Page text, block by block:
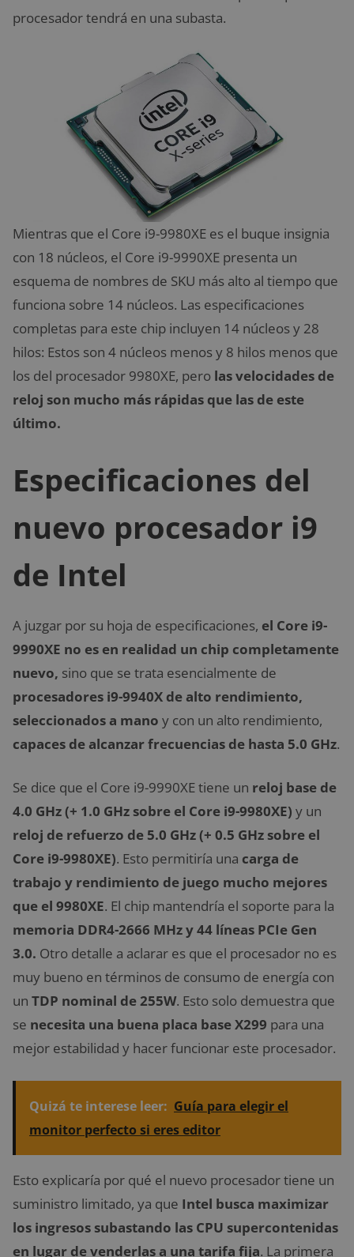
procesador tendrá en una subasta.
Mientras que el Core i9-9980XE es el buque insignia
con 18 núcleos, el Core i9-9990XE presenta un
esquema de nombres de SKU más alto al tiempo que
funciona sobre 14 núcleos. Las especificaciones
completas para este chip incluyen 14 núcleos y 28
hilos: Estos son 4 núcleos menos y 8 hilos menos que
los del procesador 9980XE, pero las velocidades de
reloj son mucho más rápidas que las de este
último.
Especificaciones del
nuevo procesador i9
de Intel
A juzgar por su hoja de especificaciones, el Core i9-
9990XE no es en realidad un chip completamente
nuevo, sino que se trata esencialmente de
procesadores i9-9940X de alto rendimiento,
seleccionados a mano y con un alto rendimiento,
capaces de alcanzar frecuencias de hasta 5.0 GHz.
Se dice que el Core i9-9990XE tiene un reloj base de
4.0 GHz (+ 1.0 GHz sobre el Core i9-9980XE) y un
reloj de refuerzo de 5.0 GHz (+ 0.5 GHz sobre el
Core i9-9980XE). Esto permitiría una carga de
trabajo y rendimiento de juego mucho mejores
que el 9980XE. El chip mantendría el soporte para la
memoria DDR4-2666 MHz y 44 líneas PCIe Gen
3.0. Otro detalle a aclarar es que el procesador no es
muy bueno en términos de consumo de energía con
un TDP nominal de 255W. Esto solo demuestra que
se necesita una buena placa base X299 para una
mejor estabilidad y hacer funcionar este procesador.
Quizá te interese leer: Guía para elegir el
monitor perfecto si eres editor
Esto explicaría por qué el nuevo procesador tiene un
suministro limitado, ya que Intel busca maximizar
los ingresos subastando las CPU supercontenidas
en lugar de venderlas a una tarifa fija. La primera